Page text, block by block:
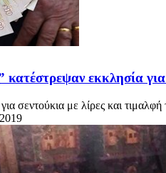
κατέστρεψαν εκκλησία
για σεντούκια με λίρες και